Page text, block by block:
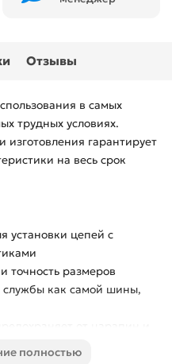
Отзывы
в самых
трудных условиях.
изготовления гарантирует
на весь срок
установки цепей с
точность размеров
службы как самой шины,
от царапин и
полностью